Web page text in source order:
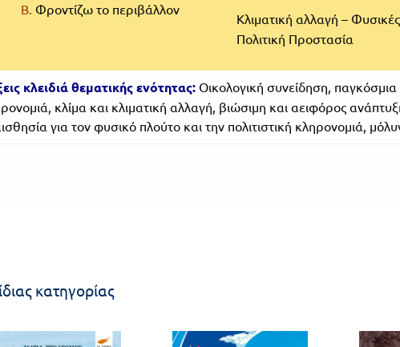
Β. Φροντίζω το περιβάλλον
Κλιματική αλλαγή –
Πολιτική Προστασία
κλειδιά θεματικής ενότητας: Οικολογική συνείδηση, παγκόσμια
κλίμα και κλιματική αλλαγή, βιώσιμη και αειφόρος
για τον φυσικό πλούτο και την πολιτιστική κληρονομιά,
κατηγορίας